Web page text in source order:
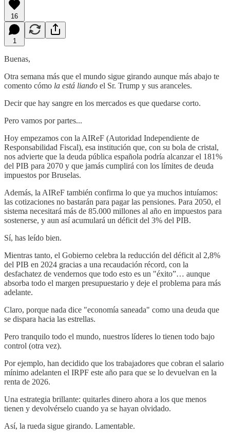
16
1
Buenas,
Otra semana más que el mundo sigue girando aunque más abajo te
comento cómo la está liando el Sr. Trump y sus aranceles.
Decir que hay sangre en los mercados es que quedarse corto.
Pero vamos por partes...
Hoy empezamos con la AIReF (Autoridad Independiente de
Responsabilidad Fiscal), esa institución que, con su bola de cristal,
nos advierte que la deuda pública española podría alcanzar el 181%
del PIB para 2070 y que jamás cumplirá con los límites de deuda
impuestos por Bruselas.
Además, la AIReF también confirma lo que ya muchos intuíamos:
las cotizaciones no bastarán para pagar las pensiones. Para 2050, el
sistema necesitará más de 85.000 millones al año en impuestos para
sostenerse, y aun así acumulará un déficit del 3% del PIB.
Sí, has leído bien.
Mientras tanto, el Gobierno celebra la reducción del déficit al 2,8%
del PIB en 2024 gracias a una recaudación récord, con la
desfachatez de vendernos que todo esto es un "éxito”… aunque
absorba todo el margen presupuestario y deje el problema para más
adelante.
Claro, porque nada dice "economía saneada" como una deuda que
se dispara hacia las estrellas.
Pero tranquilo todo el mundo, nuestros líderes lo tienen todo bajo
control (otra vez).
Por ejemplo, han decidido que los trabajadores que cobran el salario
mínimo adelanten el IRPF este año para que se lo devuelvan en la
renta de 2026.
Una estrategia brillante: quitarles dinero ahora a los que menos
tienen y devolvérselo cuando ya se hayan olvidado.
Así, la rueda sigue girando. Lamentable.